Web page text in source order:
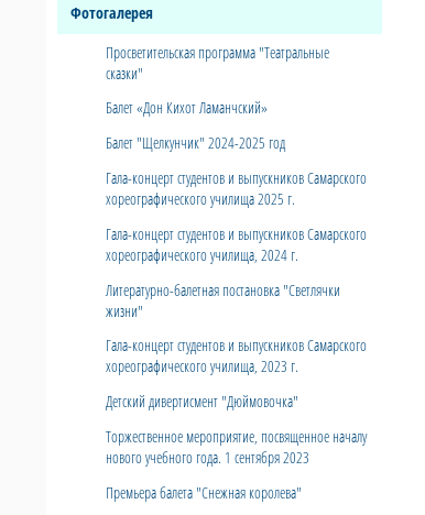
Фотогалерея
Просветительская программа "Театральные
сказки"
Балет «Дон Кихот Ламанчский»
Балет "Щелкунчик" 2024-2025 год
Гала-концерт студентов и выпускников Самарского
хореографического училища 2025 г.
Гала-концерт студентов и выпускников Самарского
хореографического училища, 2024 г.
Литературно-балетная постановка "Светлячки
жизни"
Гала-концерт студентов и выпускников Самарского
хореографического училища, 2023 г.
Детский дивертисмент "Дюймовочка"
Торжественное мероприятие, посвященное началу
нового учебного года. 1 сентября 2023
Премьера балета "Снежная королева"